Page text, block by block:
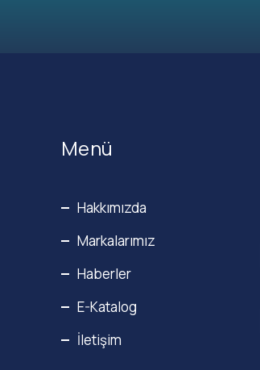
Menü
Hakkımızda
Markalarımız
Haberler
E-Katalog
İletişim